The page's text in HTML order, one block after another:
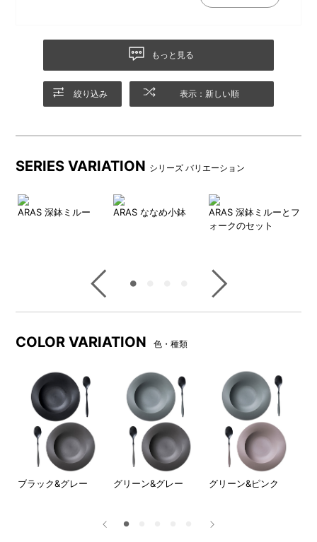
割れ・欠けの心配がない、非常に丈夫な素材です。
にくいです。
万が一割れ欠けが起こった場合、ARASにお送りいただければ無
償で新しいものと交換致します。
※送料はご負担となります。※ARASが続く限りの提供となりま
す。交換をご希望の際は、添付の保証書を確認の上お手続きく
もっと見る
絞り込み 表示：新しい順
SERIES VARIATION シリーズ バリエーション
ARAS 深鉢ミルー ARAS ななめ小鉢
ARAS 深鉢ミルーとフ
ォークのセット
COLOR VARIATION 色・種類
ブラック&グレー グリーン&グレー グリーン&ピンク